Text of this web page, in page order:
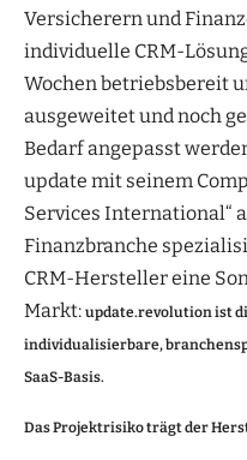
Versicherern und
individuelle CRM-
Wochen betriebsbereit
ausgeweitet und noch
Bedarf angepasst
update mit seinem
Services International“
Finanzbranche
CRM-Hersteller eine
Markt: update.revolution ist
individualisierbare,
SaaS-Basis.
Das Projektrisiko trägt der